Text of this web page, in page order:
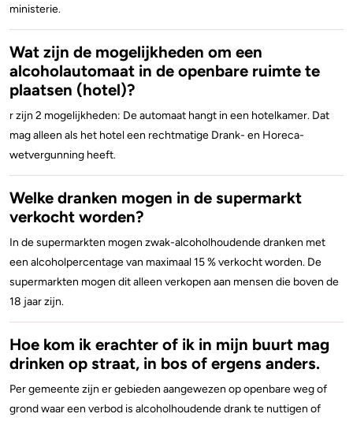
ministerie.
Wat zijn de mogelijkheden om een
alcoholautomaat in de openbare ruimte te
plaatsen (hotel)?
r zijn 2 mogelijkheden: De automaat hangt in een hotelkamer. Dat
mag alleen als het hotel een rechtmatige Drank- en Horeca-
wetvergunning heeft.
Welke dranken mogen in de supermarkt
verkocht worden?
In de supermarkten mogen zwak-alcoholhoudende dranken met
een alcoholpercentage van maximaal 15 % verkocht worden. De
supermarkten mogen dit alleen verkopen aan mensen die boven de
18 jaar zijn.
Hoe kom ik erachter of ik in mijn buurt mag
drinken op straat, in bos of ergens anders.
Per gemeente zijn er gebieden aangewezen op openbare weg of
grond waar een verbod is alcoholhoudende drank te nuttigen of